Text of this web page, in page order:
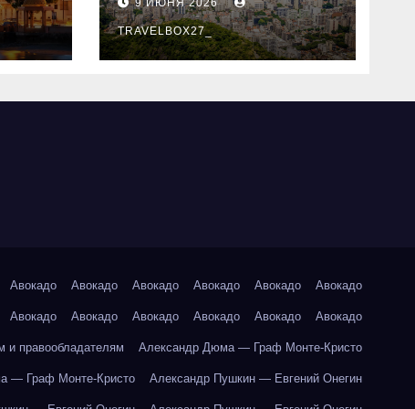
знали
9 ИЮНЯ 2026
TRAVELBOX27_
Авокадо Авокадо Авокадо Авокадо Авокадо Авокадо
Авокадо Авокадо Авокадо Авокадо Авокадо Авокадо
и правообладателям Александр Дюма — Граф Монте-Кристо
— Граф Монте-Кристо Александр Пушкин — Евгений Онегин